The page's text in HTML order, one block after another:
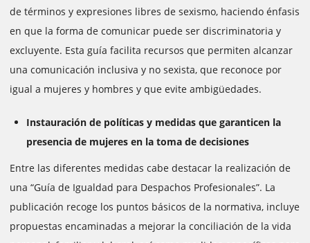
de términos y expresiones libres de sexismo, haciendo énfasis
en que la forma de comunicar puede ser discriminatoria y
excluyente. Esta guía facilita recursos que permiten alcanzar
una comunicación inclusiva y no sexista, que reconoce por
igual a mujeres y hombres y que evite ambigüedades.
Instauración de políticas y medidas que garanticen la
presencia de mujeres en la toma de decisiones
Entre las diferentes medidas cabe destacar la realización de
una “Guía de Igualdad para Despachos Profesionales”. La
publicación recoge los puntos básicos de la normativa, incluye
propuestas encaminadas a mejorar la conciliación de la vida